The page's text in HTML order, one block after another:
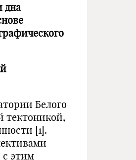
дна
Белого
тектоникой,
[1].
с этим